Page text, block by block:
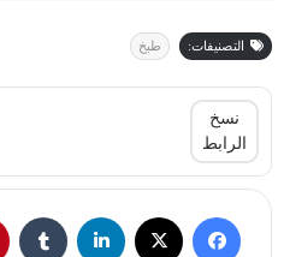
التصنيفات: طبخ
نسخ
الرابط